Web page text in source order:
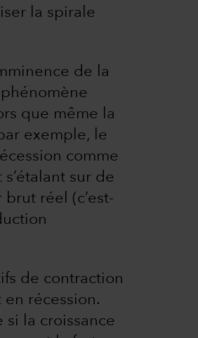
la spirale
de la
que même la
exemple, le
comme
sur de
réel (c’est-
de contraction
récession.
si la croissance